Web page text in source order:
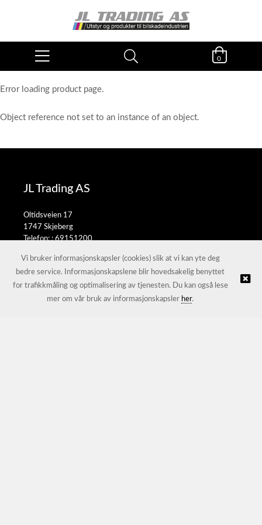
0
Error loading product page.
Object reference not set to an instance of an object.
JL Trading AS
Oltidsveien 17
1747 Skjeberg
Telefon: :69151200
© JL Trading AS |Nettbutikk levert av Kréatif
Vi bruker informasjonskapsler (cookies) slik at vi kan yte deg
bedre service. Informasjonskapslene blir hovedsakelig benyttet
for trafikkmåling og optimalisering av tjenesten. Du kan også lese
mer om vår bruk av informasjonskapsler her.